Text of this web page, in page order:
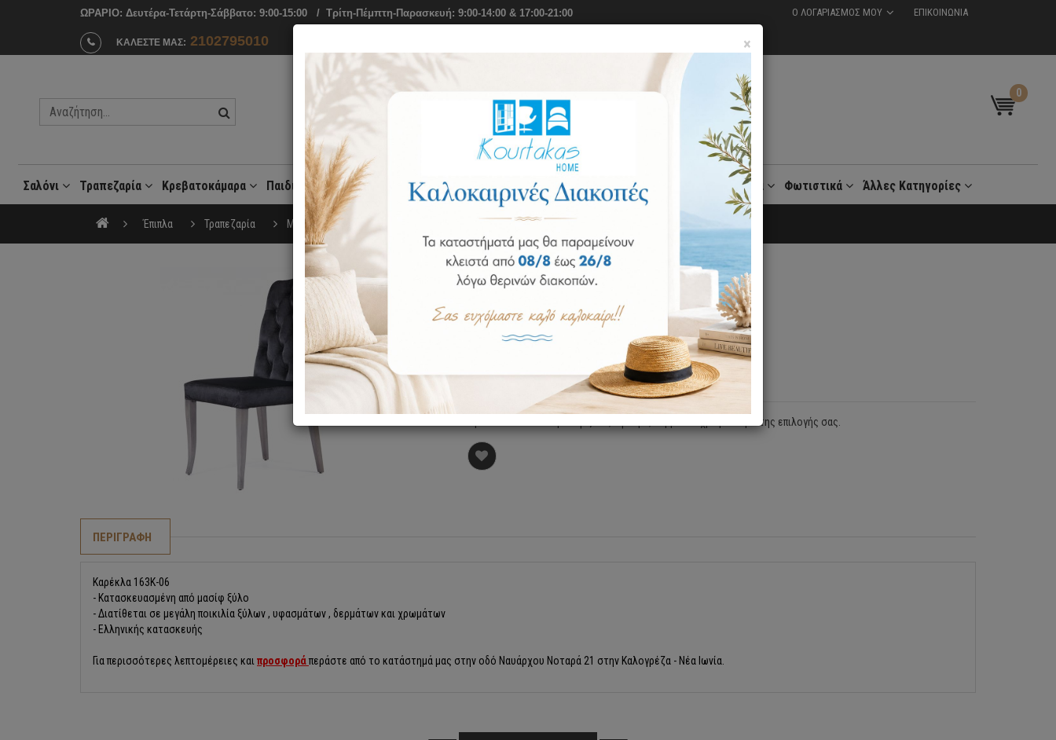
ΩΡΑΡΙΟ: Δευτέρα-Τετάρτη-Σάββατο: 9:00-15:00 / Tρίτη-Πέμπτη-Παρασκευή: 9:00-14:00 & 17:00-21:00
ΚΑΛΕΣΤΕ ΜΑΣ: 2102795010
Ο ΛΟΓΑΡΙΑΣΜΟΣ ΜΟΥ ΕΠΙΚΟΙΝΩΝΙΑ
0
Σαλόνι Τραπεζαρία Κρεβατοκάμαρα Παιδικό Δωμάτιο Στρώματα Elite Strom Αξεσουάρ Ύπνου Σειρά Benefit Γραφεία Φωτιστικά Άλλες Κατηγορίες
Έπιπλα Τραπεζαρία Μοντέρνες Καρέκλες Καρέκλα 163K-06 Έπιπλο Ελληνικής Κατασκευής
Καρέκλα 163K-06
Κωδικός: 1483115324
Διαθεσιμότητα:Κατόπιν Παραγγελίας, Παράδοση Ως 30 Ημέρες
Καρέκλα 163K-06 σε μασίφ ξύλο, ύφασμα, δέρμα και χρωματισμό της επιλογής σας.
ΠΕΡΙΓΡΑΦΗ
Καρέκλα 163K-06
- Κατασκευασμένη από μασίφ ξύλο
- Διατίθεται σε μεγάλη ποικιλία ξύλων , υφασμάτων , δερμάτων και χρωμάτων
- Ελληνικής κατασκευής
Για περισσότερες λεπτομέρειες και προσφοράπεράστε από το κατάστημά μας στην οδό Ναυάρχου Νοταρά 21 στην Καλογρέζα - Νέα Ιωνία.
×